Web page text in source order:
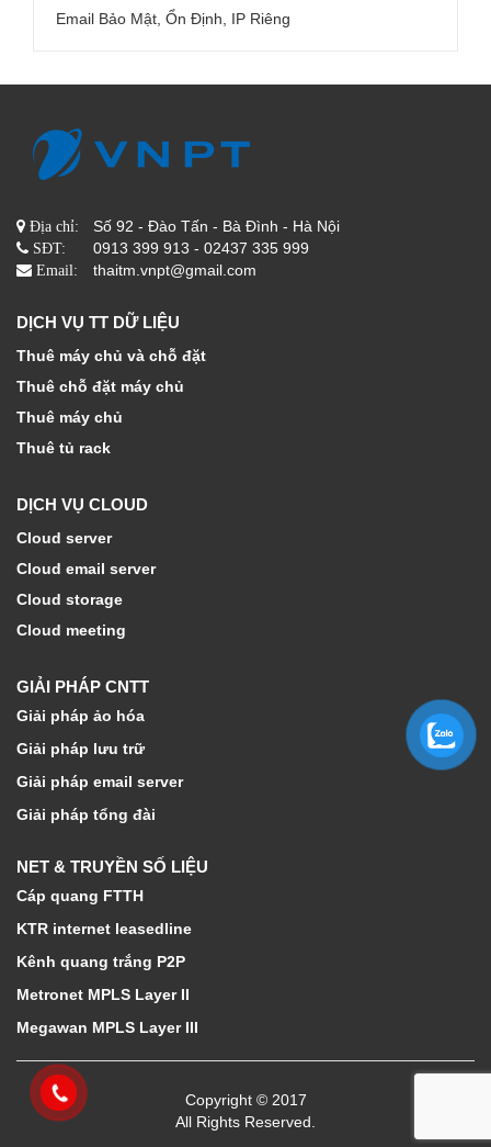
Email Bảo Mật, Ổn Định, IP Riêng
Địa chỉ: Số 92 - Đào Tấn - Bà Đình - Hà Nội
SĐT: 0913 399 913 - 02437 335 999
Email: thaitm.vnpt@gmail.com
DỊCH VỤ TT DỮ LIỆU
Thuê máy chủ và chỗ đặt
Thuê chỗ đặt máy chủ
Thuê máy chủ
Thuê tủ rack
DỊCH VỤ CLOUD
Cloud server
Cloud email server
Cloud storage
Cloud meeting
GIẢI PHÁP CNTT
Giải pháp ảo hóa
Giải pháp lưu trữ
Giải pháp email server
Giải pháp tổng đài
NET & TRUYỀN SỐ LIỆU
Cáp quang FTTH
KTR internet leasedline
Kênh quang trắng P2P
Metronet MPLS Layer II
Megawan MPLS Layer III
Copyright © 2017
All Rights Reserved.